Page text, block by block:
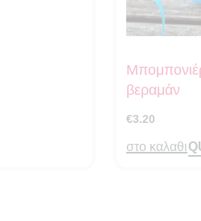
βεραμάν
€3.20
στο καλαθι